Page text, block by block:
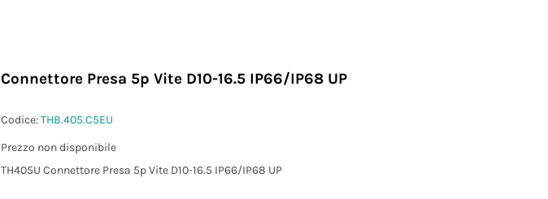
Connettore Presa 5p Vite D10-16.5 IP66/IP68 UP
Codice:THB.405.C5EU
Prezzo non disponibile
TH405U Connettore Presa 5p Vite D10-16.5 IP66/IP68 UP